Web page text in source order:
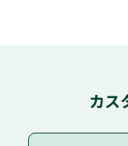
カス